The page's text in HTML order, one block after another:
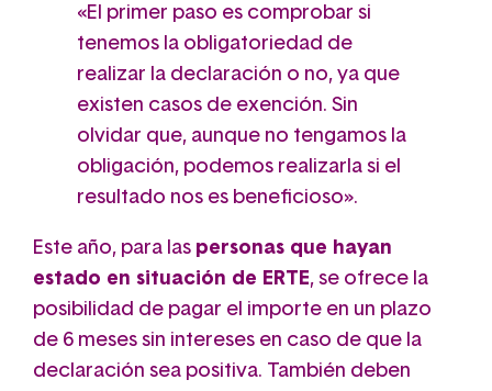
«El primer paso es comprobar si
tenemos la obligatoriedad de
realizar la declaración o no, ya que
existen casos de exención. Sin
olvidar que, aunque no tengamos la
obligación, podemos realizarla si el
resultado nos es beneficioso».
Este año, para las personas que hayan
estado en situación de ERTE, se ofrece la
posibilidad de pagar el importe en un plazo
de 6 meses sin intereses en caso de que la
declaración sea positiva. También deben